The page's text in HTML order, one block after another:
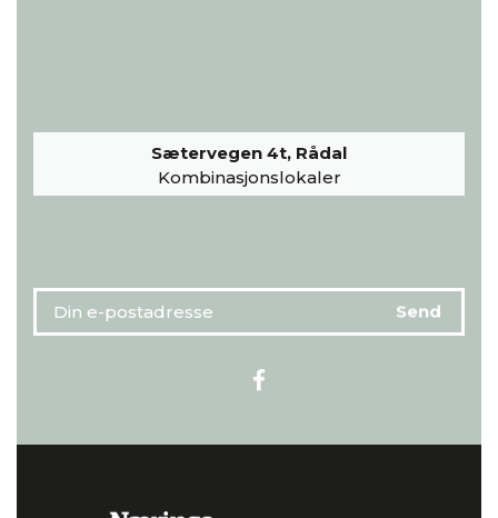
Sætervegen 4t, Rådal
Kombinasjonslokaler